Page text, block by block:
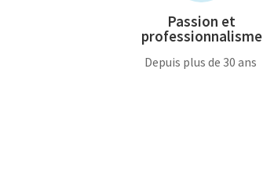
Passion et
professionnalisme
Depuis plus de 30 ans